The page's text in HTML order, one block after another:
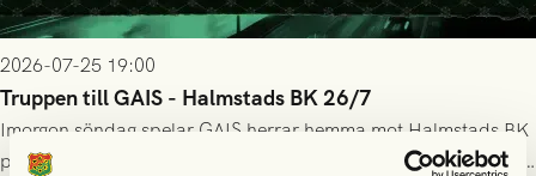
2026-07-25 19:00
Truppen till GAIS - Halmstads BK 26/7
Imorgon söndag spelar GAIS herrar hemma mot Halmstads BK
på Gamla Ullevi med avspark kl 16.30! Fredrik Holmberg och